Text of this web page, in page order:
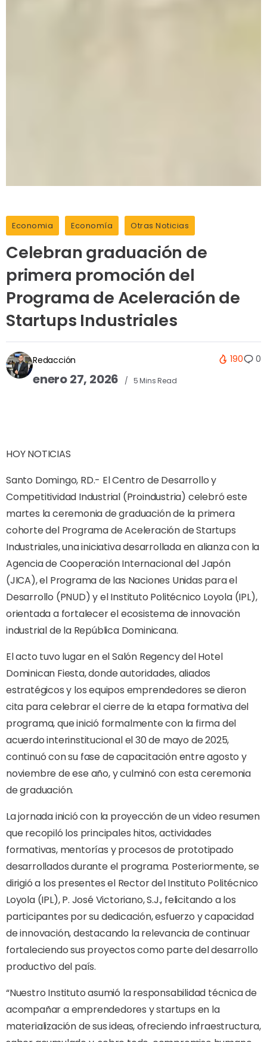
Economia Economía Otras Noticias
Celebran graduación de
primera promoción del
Programa de Aceleración de
Startups Industriales
Redacción
enero 27, 2026 5 Mins Read
190 0
HOY NOTICIAS
Santo Domingo, RD.- El Centro de Desarrollo y
Competitividad Industrial (Proindustria) celebró este
martes la ceremonia de graduación de la primera
cohorte del Programa de Aceleración de Startups
Industriales, una iniciativa desarrollada en alianza con la
Agencia de Cooperación Internacional del Japón
(JICA), el Programa de las Naciones Unidas para el
Desarrollo (PNUD) y el Instituto Politécnico Loyola (IPL),
orientada a fortalecer el ecosistema de innovación
industrial de la República Dominicana.
El acto tuvo lugar en el Salón Regency del Hotel
Dominican Fiesta, donde autoridades, aliados
estratégicos y los equipos emprendedores se dieron
cita para celebrar el cierre de la etapa formativa del
programa, que inició formalmente con la firma del
acuerdo interinstitucional el 30 de mayo de 2025,
continuó con su fase de capacitación entre agosto y
noviembre de ese año, y culminó con esta ceremonia
de graduación.
La jornada inició con la proyección de un video resumen
que recopiló los principales hitos, actividades
formativas, mentorías y procesos de prototipado
desarrollados durante el programa. Posteriormente, se
dirigió a los presentes el Rector del Instituto Politécnico
Loyola (IPL), P. José Victoriano, S.J., felicitando a los
participantes por su dedicación, esfuerzo y capacidad
de innovación, destacando la relevancia de continuar
fortaleciendo sus proyectos como parte del desarrollo
productivo del país.
“Nuestro Instituto asumió la responsabilidad técnica de
acompañar a emprendedores y startups en la
materialización de sus ideas, ofreciendo infraestructura,